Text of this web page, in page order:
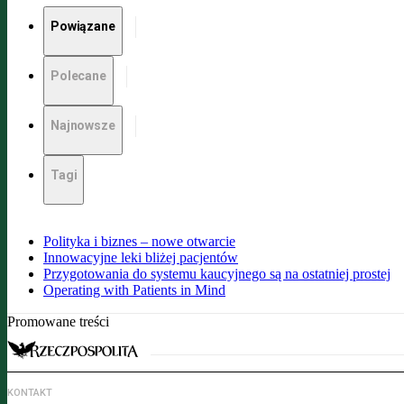
Powiązane
Polecane
Najnowsze
Tagi
Polityka i biznes – nowe otwarcie
Innowacyjne leki bliżej pacjentów
Przygotowania do systemu kaucyjnego są na ostatniej prostej
Operating with Patients in Mind
Promowane treści
KONTAKT